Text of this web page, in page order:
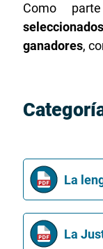
Como
ganadores,
La
La